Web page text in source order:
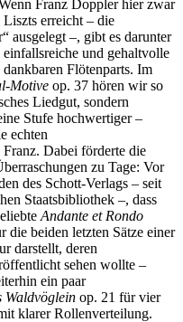
Franz Doppler hier zwar
erreicht – die
ausgelegt –, gibt es darunter
und gehaltvolle
Flötenparts. Im
Motive op. 37 hören wir so
Liedgut, sondern
Stufe hochwertiger –
echten
Dabei förderte die
zu Tage: Vor
des Schott-Verlags – seit
Staatsbibliothek –, dass
Andante et Rondo
beiden letzten Sätze einer
darstellt, deren
sehen wollte –
ein paar
Waldvöglein op. 21 für vier
klarer Rollenverteilung.